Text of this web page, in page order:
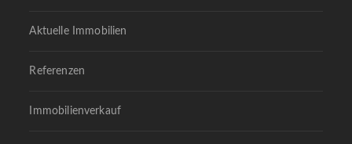
Aktuelle Immobilien
Referenzen
Immobilienverkauf